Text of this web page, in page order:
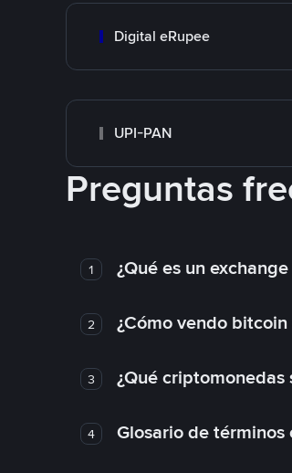
Digital eRupee
UPI-PAN
Preguntas
1 ¿Qué es un exchange
2 ¿Cómo vendo
3 ¿Qué
4 Glosario de términos